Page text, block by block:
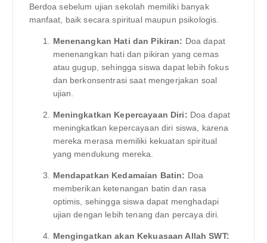
Berdoa sebelum ujian sekolah memiliki banyak
manfaat, baik secara spiritual maupun psikologis.
Menenangkan Hati dan Pikiran: Doa dapat
menenangkan hati dan pikiran yang cemas
atau gugup, sehingga siswa dapat lebih fokus
dan berkonsentrasi saat mengerjakan soal
ujian.
Meningkatkan Kepercayaan Diri: Doa dapat
meningkatkan kepercayaan diri siswa, karena
mereka merasa memiliki kekuatan spiritual
yang mendukung mereka.
Mendapatkan Kedamaian Batin: Doa
memberikan ketenangan batin dan rasa
optimis, sehingga siswa dapat menghadapi
ujian dengan lebih tenang dan percaya diri.
Mengingatkan akan Kekuasaan Allah SWT: